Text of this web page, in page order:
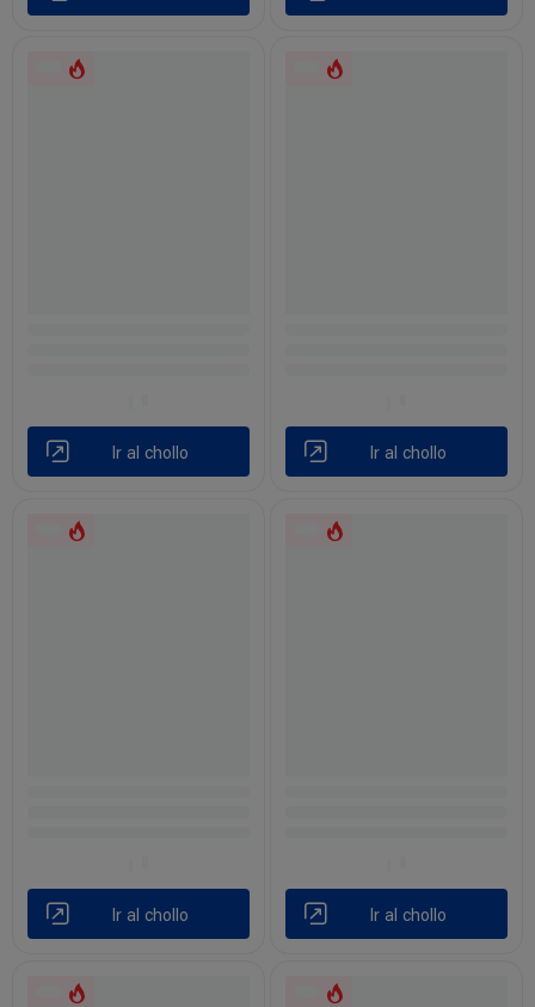
Ir al chollo Ir al chollo
Ir al chollo Ir al chollo